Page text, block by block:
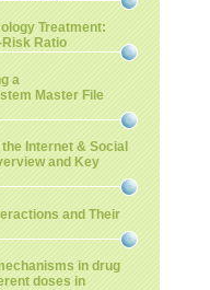
Treatment:
Ratio
a
Master File
Internet & Social
and Key
and Their
in drug
doses in